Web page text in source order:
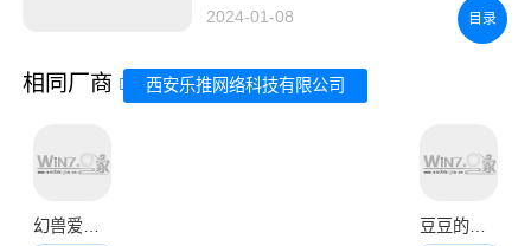
2024-01-08 5
相同厂商 西安乐推网络科技有限公司
幻兽爱合成
目录